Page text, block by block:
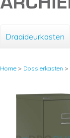
Draaideurkasten
Home > Dossierkasten >